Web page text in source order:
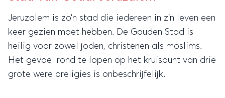
Jeruzalem is zo’n stad die iedereen in z’n leven een
keer gezien moet hebben. De Gouden Stad is
heilig voor zowel joden, christenen als moslims.
Het gevoel rond te lopen op het kruispunt van drie
grote wereldreligies is onbeschrijfelijk.